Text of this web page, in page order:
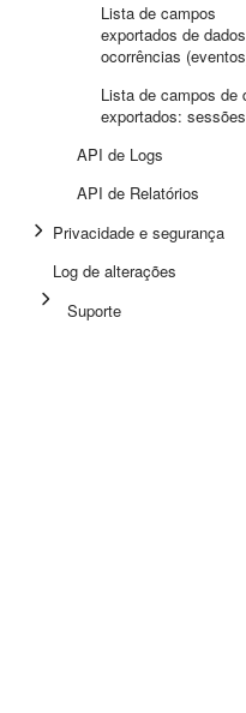
Lista de campos
exportados de
ocorrências
Lista de campos de
exportados: sessões
API de Logs
API de Relatórios
Privacidade e segurança
Log de alterações
Suporte